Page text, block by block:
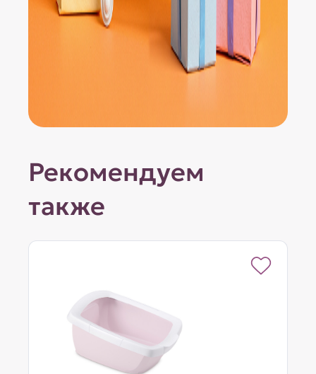
Рекомендуем
также